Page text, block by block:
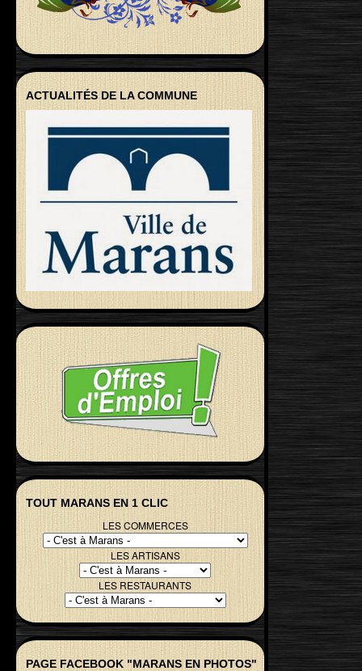
ACTUALITÉS DE LA COMMUNE
TOUT MARANS EN 1 CLIC
LES COMMERCES
LES ARTISANS
LES RESTAURANTS
PAGE FACEBOOK "MARANS EN PHOTOS"